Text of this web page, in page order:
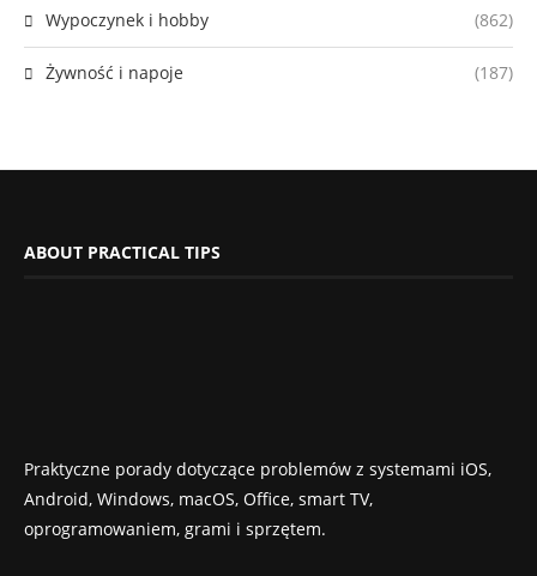
Wypoczynek i hobby (862)
Żywność i napoje (187)
ABOUT PRACTICAL TIPS
Praktyczne porady dotyczące problemów z systemami iOS,
Android, Windows, macOS, Office, smart TV,
oprogramowaniem, grami i sprzętem.